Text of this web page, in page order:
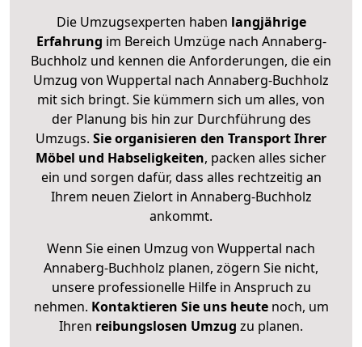
Die Umzugsexperten haben langjährige
Erfahrung im Bereich Umzüge nach Annaberg-
Buchholz und kennen die Anforderungen, die ein
Umzug von Wuppertal nach Annaberg-Buchholz
mit sich bringt. Sie kümmern sich um alles, von
der Planung bis hin zur Durchführung des
Umzugs. Sie organisieren den Transport Ihrer
Möbel und Habseligkeiten, packen alles sicher
ein und sorgen dafür, dass alles rechtzeitig an
Ihrem neuen Zielort in Annaberg-Buchholz
ankommt.
Wenn Sie einen Umzug von Wuppertal nach
Annaberg-Buchholz planen, zögern Sie nicht,
unsere professionelle Hilfe in Anspruch zu
nehmen. Kontaktieren Sie uns heutenoch, um
Ihren reibungslosen Umzug zu planen.